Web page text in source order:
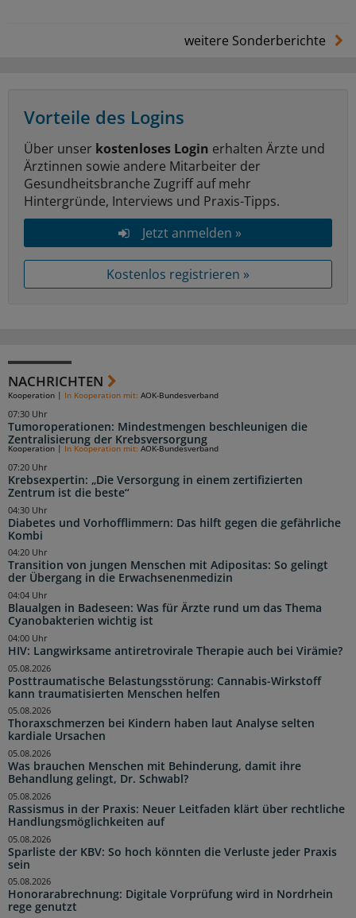
weitere Sonderberichte
Vorteile des Logins
Über unser kostenloses Login erhalten Ärzte und
Ärztinnen sowie andere Mitarbeiter der
Gesundheitsbranche Zugriff auf mehr
Hintergründe, Interviews und Praxis-Tipps.
Jetzt anmelden »
Kostenlos registrieren »
NACHRICHTEN
Tumoroperationen: Mindestmengen beschleunigen die
Zentralisierung der Krebsversorgung
Kooperation In Kooperation mit: AOK-Bundesverband
07:30 Uhr
Krebsexpertin: „Die Versorgung in einem zertifizierten
Zentrum ist die beste“
Kooperation | In Kooperation mit: AOK-Bundesverband
07:20 Uhr
Diabetes und Vorhofflimmern: Das hilft gegen die gefährliche
Kombi
04:30 Uhr
Transition von jungen Menschen mit Adipositas: So gelingt
der Übergang in die Erwachsenenmedizin
04:20 Uhr
Blaualgen in Badeseen: Was für Ärzte rund um das Thema
Cyanobakterien wichtig ist
04:04 Uhr
HIV: Langwirksame antiretrovirale Therapie auch bei Virämie?
04:00 Uhr
Posttraumatische Belastungsstörung: Cannabis-Wirkstoff
kann traumatisierten Menschen helfen
05.08.2026
Thoraxschmerzen bei Kindern haben laut Analyse selten
kardiale Ursachen
05.08.2026
Was brauchen Menschen mit Behinderung, damit ihre
Behandlung gelingt, Dr. Schwabl?
05.08.2026
Rassismus in der Praxis: Neuer Leitfaden klärt über rechtliche
Handlungsmöglichkeiten auf
05.08.2026
Sparliste der KBV: So hoch könnten die Verluste jeder Praxis
sein
05.08.2026
Honorarabrechnung: Digitale Vorprüfung wird in Nordrhein
rege genutzt
05.08.2026